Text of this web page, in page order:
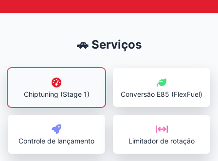
🚗 Serviços
Chiptuning (Stage 1) Conversão E85 (FlexFuel)
Controle de lançamento Limitador de rotação